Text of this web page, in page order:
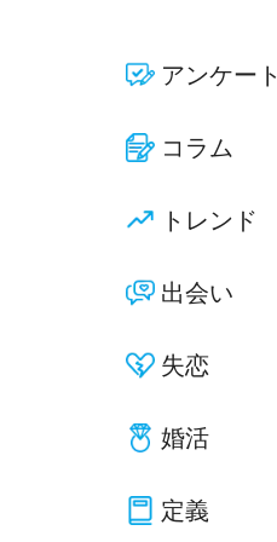
アンケート
コラム
トレンド
出会い
失恋
婚活
定義